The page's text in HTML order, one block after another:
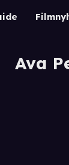
Ava